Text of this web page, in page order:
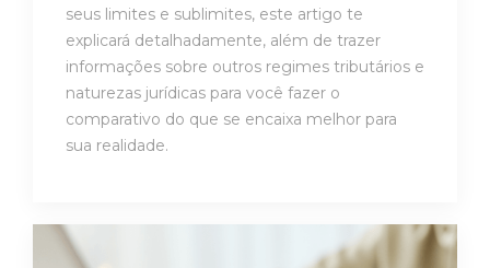
seus limites e sublimites, este artigo te
explicará detalhadamente, além de trazer
informações sobre outros regimes tributários e
naturezas jurídicas para você fazer o
comparativo do que se encaixa melhor para
sua realidade.